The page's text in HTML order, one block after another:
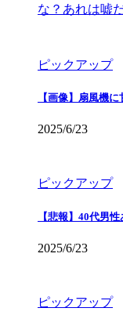
な？あれは嘘
ピックアップ
【画像】扇風機
2025/6/23
ピックアップ
【悲報】40代男
2025/6/23
ピックアップ